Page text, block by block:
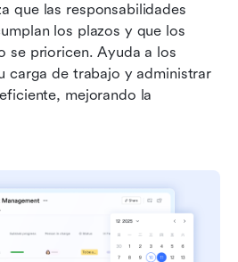
que las responsabilidades
los plazos y que los
se prioricen. Ayuda a los
carga de trabajo y administrar
mejorando la